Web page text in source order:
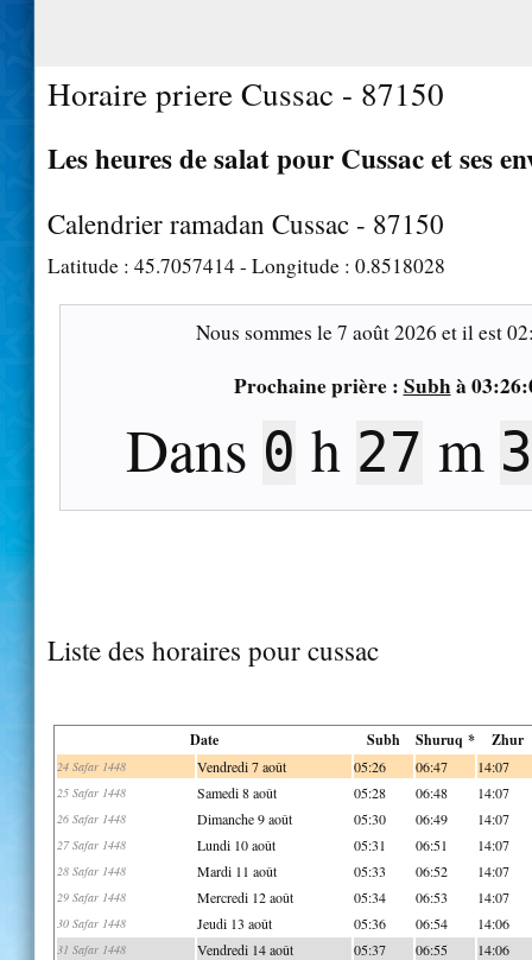
Horaire priere Cussac - 87150
Les heures de salat pour Cussac et ses
Calendrier ramadan Cussac - 87150
Latitude : 45.7057414- Longitude : 0.8518028
Nous sommes le7 août 2026 et il est
Prochaine prière : Subhà
Dans 0 h 27 m
Liste des horaires pour cussac
Date Subh Shuruq * Zhur
24 Safar 1448 Vendredi 7 août 05:26 06:47 14:07
25 Safar 1448 Samedi 8 août 05:28 06:48 14:07
26 Safar 1448 Dimanche 9 août 05:30 06:49 14:07
27 Safar 1448 Lundi 10 août 05:31 06:51 14:07
28 Safar 1448 Mardi 11 août 05:33 06:52 14:07
29 Safar 1448 Mercredi 12 août 05:34 06:53 14:07
30 Safar 1448 Jeudi 13 août 05:36 06:54 14:06
31 Safar 1448 Vendredi 14 août 05:37 06:55 14:06